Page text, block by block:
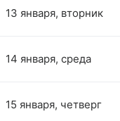
13 января, вторник
14 января, среда
15 января, четверг